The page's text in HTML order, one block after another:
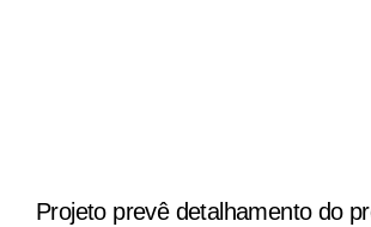
Projeto prevê detalhamento do